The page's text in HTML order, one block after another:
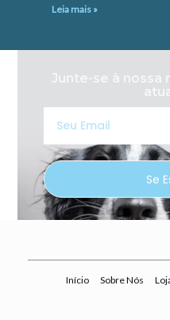
Leia mais »
Junte-se à nossa
Email
Se
Início Sobre Nós